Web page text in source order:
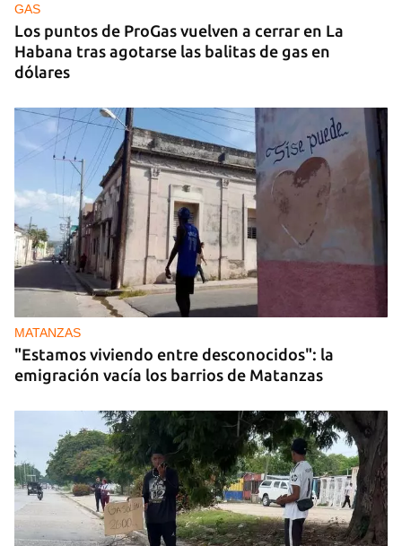
GAS
Los puntos de ProGas vuelven a cerrar en La
Habana tras agotarse las balitas de gas en
dólares
MATANZAS
"Estamos viviendo entre desconocidos": la
emigración vacía los barrios de Matanzas